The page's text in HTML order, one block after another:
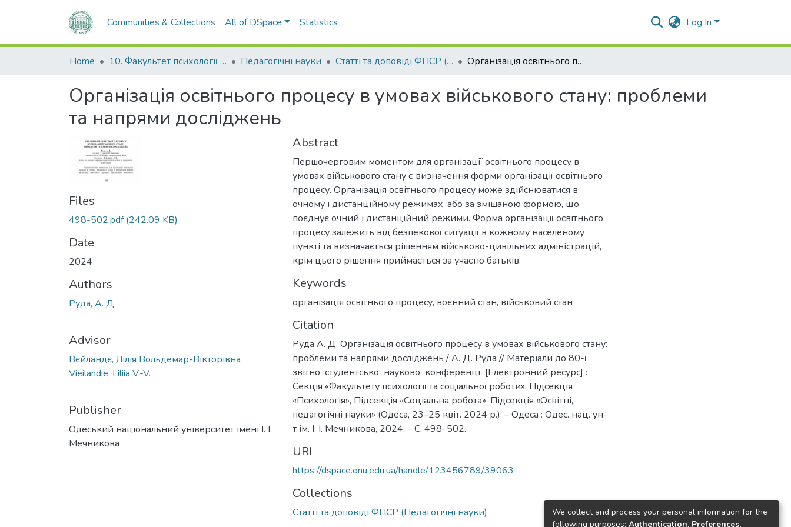
Communities & Collections All of DSpace Statistics Log In
Home 10. Факультет психології та соціальної роботи Педагогічні науки Статті та доповіді ФПСР (Педагогічні науки) Організація освітнього процесу в умовах військового стану: проблеми та напрями досліджень
Організація освітнього процесу в умовах військового стану: проблеми
та напрями досліджень
Files
498-502.pdf(242.09 KB)
Date
2024
Authors
Руда, А. Д.
Advisor
Вєйландє, Лілія Вольдемар-Вікторівна
Vieilandie, Liliia V.-V.
Publisher
Одеський національний університет імені І. І.
Мечникова
Abstract
Першочерговим моментом для організації освітнього процесу в
умовах військового стану є визначення форми організації освітнього
процесу. Організація освітнього процесу може здійснюватися в
очному і дистанційному режимах, або за змішаною формою, що
поєднує очний і дистанційний режими. Форма організації освітнього
процесу залежить від безпекової ситуації в кожному населеному
пункті та визначається рішенням військово-цивільних адміністрацій,
крім цього рішення приймається за участю батьків.
Keywords
організація освітнього процесу, воєнний стан, військовий стан
Citation
Руда А. Д. Організація освітнього процесу в умовах військового стану:
проблеми та напрями досліджень / А. Д. Руда // Матеріали до 80-ї
звітної студентської наукової конференції [Електронний ресурс] :
Секція «Факультету психології та соціальної роботи». Підсекція
«Психологія», Підсекція «Соціальна робота», Підсекція «Освітні,
педагогічні науки» (Одеса, 23–25 квіт. 2024 р.). – Одеса : Одес. нац. ун-
т ім. І. І. Мечникова, 2024. – С. 498–502.
URI
https://dspace.onu.edu.ua/handle/123456789/39063
Collections
Статті та доповіді ФПСР (Педагогічні науки)
We collect and process your personal information for the
following purposes: Authentication, Preferences,